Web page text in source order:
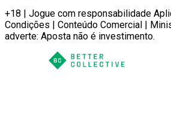
+18 | Jogue com responsabilidade
Condições | Conteúdo Comercial |
adverte: Aposta não é investimento.